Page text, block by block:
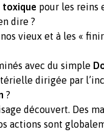
toxique pour les reins
dire ?
vieux et à les «
avec du simple
dirigée par
?
découvert. Des
actions sont